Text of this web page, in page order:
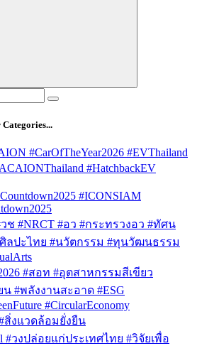
#CarOfTheYear2026 #EVThailand
#HatchbackEV
#ICONSIAM
ช #NRCT #อว #กระทรวงอว #ทัศน
ศิลปะไทย #นวัตกรรม #ทุนวัฒนธรรม
#สอท #อุตสาหกรรมสีเขียว
#พลังงานสะอาด #ESG
#CircularEconomy
#สิ่งแวดล้อมยั่งยืน
#วงปล่อยแก่ประเทศไทย #วิจัยเพื่อ